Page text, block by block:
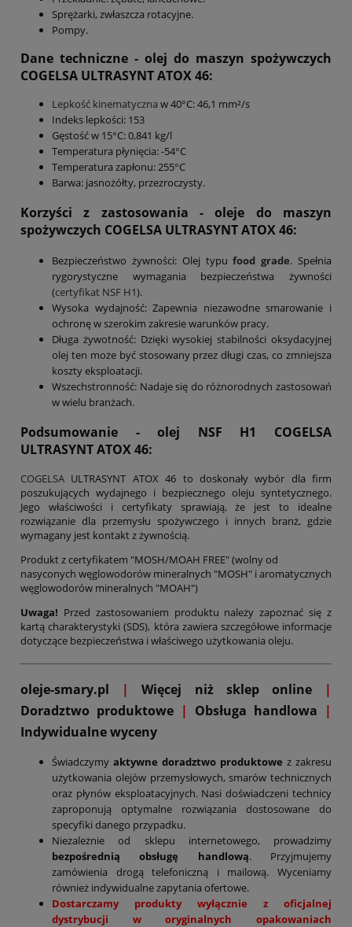
Sprężarki, zwłaszcza rotacyjne.
Pompy.
Dane techniczne - olej do maszyn spożywczych
COGELSA ULTRASYNT ATOX 46:
Lepkość kinematyczna w 40°C: 46,1 mm²/s
Indeks lepkości: 153
Gęstość w 15°C: 0,841 kg/l
Temperatura płynięcia: -54°C
Temperatura zapłonu: 255°C
Barwa: jasnożółty, przezroczysty.
Korzyści z zastosowania - oleje do maszyn
spożywczych COGELSA ULTRASYNT ATOX 46:
Bezpieczeństwo żywności: Olej typufood grade. Spełnia
rygorystyczne wymagania bezpieczeństwa żywności
(certyfikat NSF H1).
Wysoka wydajność: Zapewnia niezawodne smarowanie i
ochronę w szerokim zakresie warunków pracy.
Długa żywotność: Dzięki wysokiej stabilności oksydacyjnej
olej ten może być stosowany przez długi czas, co zmniejsza
koszty eksploatacji.
Wszechstronność: Nadaje się do różnorodnych zastosowań
w wielu branżach.
Podsumowanie - olej NSF H1 COGELSA
ULTRASYNT ATOX 46:
COGELSA ULTRASYNT ATOX 46 to doskonały wybór dla firm
poszukujących wydajnego i bezpiecznego oleju syntetycznego.
Jego właściwości i certyfikaty sprawiają, że jest to idealne
rozwiązanie dla przemysłu spożywczego i innych branż, gdzie
wymagany jest kontakt z żywnością.
Produkt z certyfikatem "MOSH/MOAH FREE" (wolny od
nasyconych węglowodorów mineralnych "MOSH" i aromatycznych
węglowodorów mineralnych "MOAH")
Uwaga! Przed zastosowaniem produktu należy zapoznać się z
kartą charakterystyki (SDS), która zawiera szczegółowe informacje
dotyczące bezpieczeństwa i właściwego użytkowania oleju.
oleje-smary.pl | Więcej niż sklep online
|
Doradztwo produktowe | Obsługa handlowa |
Indywidualne wyceny
Świadczymy aktywne doradztwo produktowe z zakresu
użytkowania olejów przemysłowych, smarów technicznych
oraz płynów eksploatacyjnych. Nasi doświadczeni technicy
zaproponują optymalne rozwiązania dostosowane do
specyfiki danego przypadku.
Niezależnie od sklepu internetowego, prowadzimy
bezpośrednią obsługę handlową. Przyjmujemy
zamówienia drogą telefoniczną i mailową. Wyceniamy
również indywidualne zapytania ofertowe.
Dostarczamy produkty wyłącznie z oficjalnej
dystrybucji w oryginalnych opakowaniach